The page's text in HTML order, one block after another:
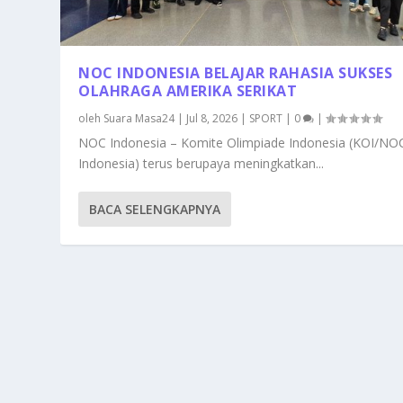
NOC INDONESIA BELAJAR RAHASIA SUKSES
OLAHRAGA AMERIKA SERIKAT
oleh Suara Masa24| Jul 8, 2026 | SPORT | 0 |
NOC Indonesia – Komite Olimpiade Indonesia (KOI/
Indonesia) terus berupaya meningkatkan...
BACA SELENGKAPNYA